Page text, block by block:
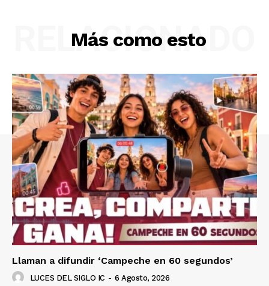
Más como esto
RELACIONADO
Llaman a difundir ‘Campeche en 60 segundos’
LUCES DEL SIGLO IC - 6 Agosto, 2026